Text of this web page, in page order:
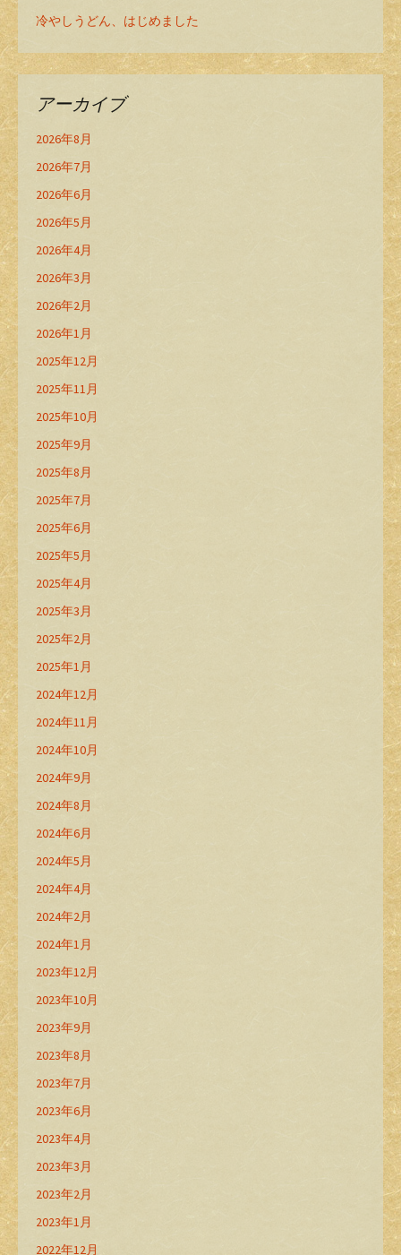
冷やしうどん、はじめました
アーカイブ
2026年8月
2026年7月
2026年6月
2026年5月
2026年4月
2026年3月
2026年2月
2026年1月
2025年12月
2025年11月
2025年10月
2025年9月
2025年8月
2025年7月
2025年6月
2025年5月
2025年4月
2025年3月
2025年2月
2025年1月
2024年12月
2024年11月
2024年10月
2024年9月
2024年8月
2024年6月
2024年5月
2024年4月
2024年2月
2024年1月
2023年12月
2023年10月
2023年9月
2023年8月
2023年7月
2023年6月
2023年4月
2023年3月
2023年2月
2023年1月
2022年12月